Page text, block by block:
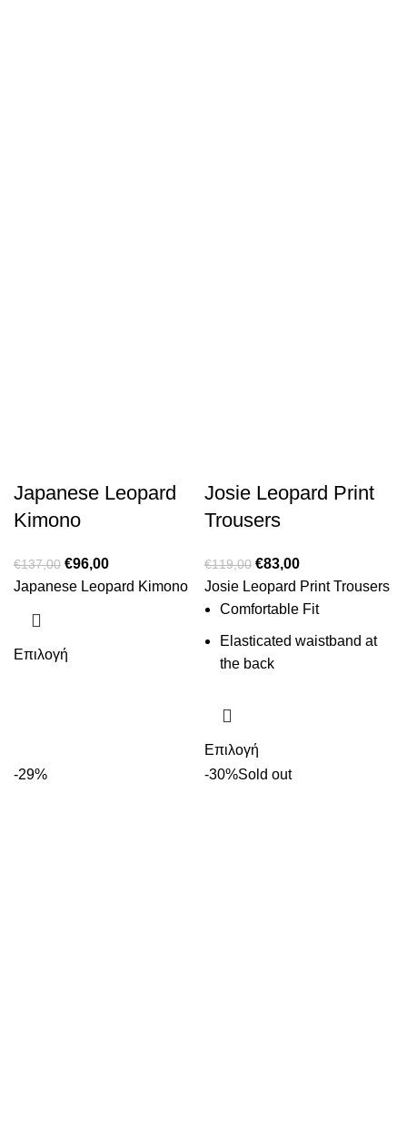
Japanese Leopard
Kimono
€137,00 €96,00
Japanese Leopard Kimono
Επιλογή
Josie Leopard Print
Trousers
€119,00 €83,00
Josie Leopard Print Trousers
Comfortable Fit
Elasticated waistband at
the back
Επιλογή
-29%
-30%Sold out